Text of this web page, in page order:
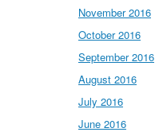
November 2016
October 2016
September 2016
August 2016
July 2016
June 2016